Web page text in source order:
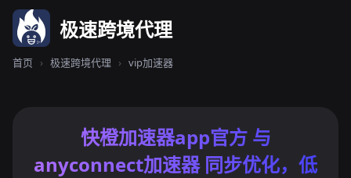
极速跨境代理
首页 › 极速跨境代理 › vip加速器
快橙加速器app官方 与
anyconnect加速器 同步优化，低